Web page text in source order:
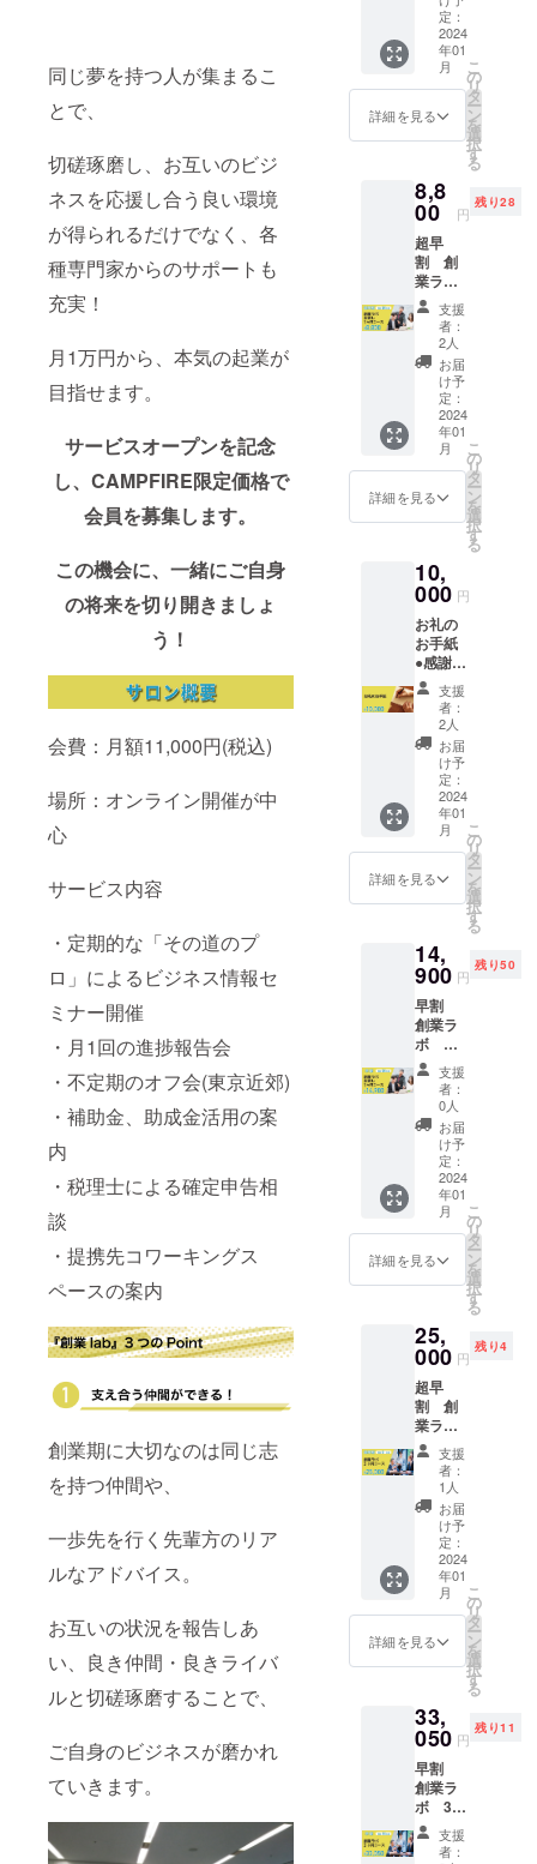
同じ夢を持つ人が集まるこ
とで、
切磋琢磨し、お互いのビジ
ネスを応援し合う良い環境
が得られるだけでなく、各
種専門家からのサポートも
充実！
月1万円から、本気の起業が
目指せます。
サービスオープンを記念
し、CAMPFIRE限定価格で
会員を募集します。
この機会に、一緒にご自身
の将来を切り開きましょ
う！
会費：月額11,000円(税込)
場所：オンライン開催が中
心
サービス内容
・定期的な「その道のプ
ロ」によるビジネス情報セ
ミナー開催
・月1回の進捗報告会
・不定期のオフ会(東京近郊)
・補助金、助成金活用の案
内
・税理士による確定申告相
談
・提携先コワーキングス
ペースの案内
創業期に大切なのは同じ志
を持つ仲間や、
一歩先を行く先輩方のリア
ルなアドバイス。
お互いの状況を報告しあ
い、良き仲間・良きライバ
ルと切磋琢磨することで、
ご自身のビジネスが磨かれ
ていきます。
ただき
ます。
※いただ
いたご
支援金
はリ
ターン
ない
分、
サービ
ス手数
料を除
いて全
て大切
に活動
内容に
活用さ
せてい
ただき
ます。
定：
2024
年01
月
詳細を見る
こ
の
リ
タ
ー
ン
を
選
択
す
る
8,8
00 円
残り28
超早
割 創
業ラ
ボ お
試し1ヶ
月コー
ス
20%off
入会
30,000
円→0円
創業ラ
ボを1ヶ
月お試
す！ 入
会費
30,000
円→0円
1ヶ月費
用
11,000
→8,800
円 ※開
始日か
ら1ヶ月
間サ
ポート
させて
頂きま
す。 ※
心にな
りま
日程等
はクラ
ウド
ファン
ディン
グ終了
後に個
別に
メール
等でや
りとり
させて
頂きま
す。 ※
効期
限：
2024年
1月から
半年
支援
者：
2人
お届
け予
定：
2024
年01
月
詳細を見る
こ
の
リ
タ
ー
ン
を
選
択
す
る
10,
000 円
お礼の
お手紙
●感謝を
込めた
お礼の
お手紙
を送ら
せてい
ただき
ます。
※いただ
いたご
支援金
はリ
ターン
ない
分、
サービ
ス手数
料を除
いて全
て大切
に活動
内容に
活用さ
せてい
ただき
ます。
支援
者：
2人
お届
け予
定：
2024
年01
月
詳細を見る
こ
の
リ
タ
ー
ン
を
選
択
す
る
14,
900 円
残り50
早割
創業ラ
ボ お
試し1ヶ
月コー
10%off
入会
30,000
→5,000
円 創業
ラボを
1ヶ月お
ます！
入会費
30,000
円
→5,000
円 1ヶ
月費用
11,000
→9,900
始日か
ら1ヶ月
間サ
ポート
させて
頂きま
催が中
心にな
す。 ※
日程等
はクラ
ウド
ファン
支援
者：
0人
お届
け予
定：
2024
年01
月
詳細を見る
こ
の
リ
タ
ー
ン
を
選
択
す
る
25,
000 円
残り4
超早
割 創
業ラ
ボ 3ヶ
月コー
25%off
入会
30,000
円→0円
創業ラ
ボを3ヶ
月お試
しいた
会費
30,000
円→0円
3ヶ月費
用
33,000
円
→25,00
支援
者：
1人
お届
け予
定：
2024
年01
月
詳細を見る
こ
の
リ
タ
ー
ン
を
選
択
す
る
33,
050 円
残り11
早割
創業ラ
ボ 3ヶ
月コー
ス 支援
者：